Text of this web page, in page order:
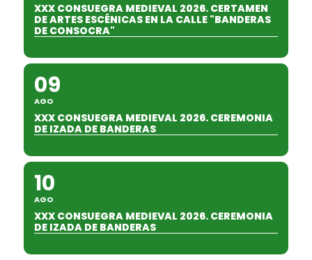
XXX CONSUEGRA MEDIEVAL 2026. CERTAMEN
DE ARTES ESCÉNICAS EN LA CALLE "BANDERAS
DE CONSOCRA"
09
AGO
XXX CONSUEGRA MEDIEVAL 2026. CEREMONIA
DE IZADA DE BANDERAS
10
AGO
XXX CONSUEGRA MEDIEVAL 2026. CEREMONIA
DE IZADA DE BANDERAS